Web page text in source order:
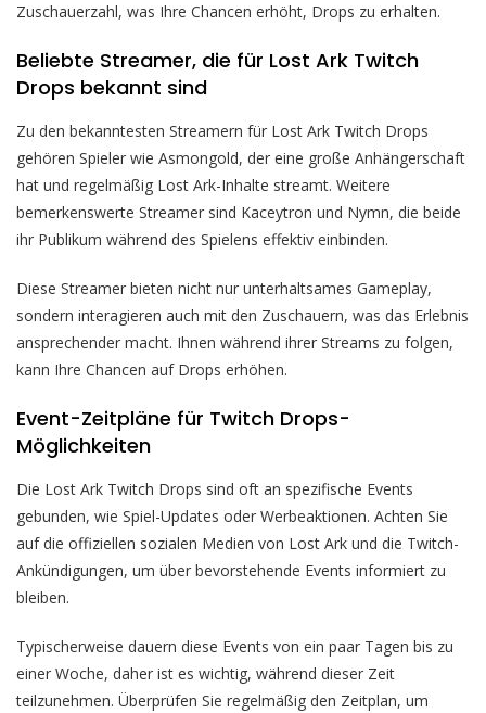
Zuschauerzahl, was Ihre Chancen erhöht, Drops zu erhalten.
Beliebte Streamer, die für Lost Ark Twitch
Drops bekannt sind
Zu den bekanntesten Streamern für Lost Ark Twitch Drops
gehören Spieler wie Asmongold, der eine große Anhängerschaft
hat und regelmäßig Lost Ark-Inhalte streamt. Weitere
bemerkenswerte Streamer sind Kaceytron und Nymn, die beide
ihr Publikum während des Spielens effektiv einbinden.
Diese Streamer bieten nicht nur unterhaltsames Gameplay,
sondern interagieren auch mit den Zuschauern, was das Erlebnis
ansprechender macht. Ihnen während ihrer Streams zu folgen,
kann Ihre Chancen auf Drops erhöhen.
Event-Zeitpläne für Twitch Drops-
Möglichkeiten
Die Lost Ark Twitch Drops sind oft an spezifische Events
gebunden, wie Spiel-Updates oder Werbeaktionen. Achten Sie
auf die offiziellen sozialen Medien von Lost Ark und die Twitch-
Ankündigungen, um über bevorstehende Events informiert zu
bleiben.
Typischerweise dauern diese Events von ein paar Tagen bis zu
einer Woche, daher ist es wichtig, während dieser Zeit
teilzunehmen. Überprüfen Sie regelmäßig den Zeitplan, um